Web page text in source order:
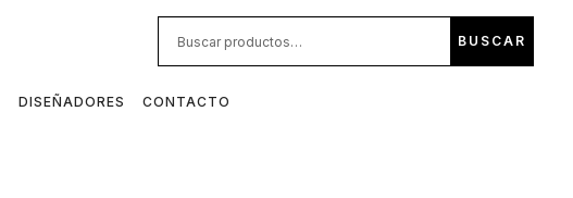
BUSCAR
DISEÑADORES CONTACTO